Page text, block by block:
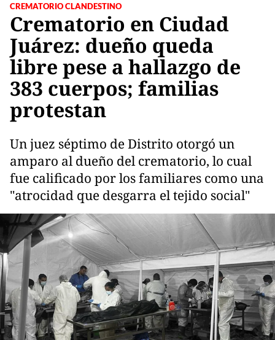
CREMATORIO CLANDESTINO
Crematorio en Ciudad
Juárez: dueño queda
libre pese a hallazgo de
383 cuerpos; familias
protestan
Un juez séptimo de Distrito otorgó un
amparo al dueño del crematorio, lo cual
fue calificado por los familiares como una
"atrocidad que desgarra el tejido social"